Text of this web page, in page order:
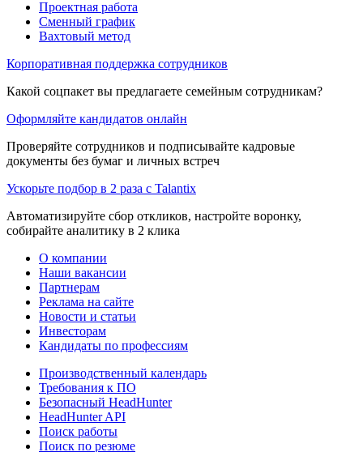
Проектная работа
Сменный график
Вахтовый метод
Корпоративная поддержка сотрудников
Какой соцпакет вы предлагаете семейным сотрудникам?
Оформляйте кандидатов онлайн
Проверяйте сотрудников и подписывайте кадровые
документы без бумаг и личных встреч
Ускорьте подбор в 2 раза с Talantix
Автоматизируйте сбор откликов, настройте воронку,
собирайте аналитику в 2 клика
О компании
Наши вакансии
Партнерам
Реклама на сайте
Новости и статьи
Инвесторам
Кандидаты по профессиям
Производственный календарь
Требования к ПО
Безопасный HeadHunter
HeadHunter API
Поиск работы
Поиск по резюме